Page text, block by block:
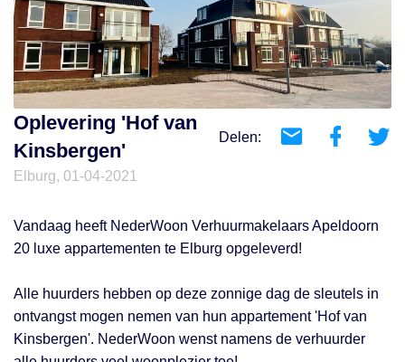
Oplevering 'Hof van
Kinsbergen'
Delen:
Elburg, 01-04-2021
Vandaag heeft NederWoon Verhuurmakelaars Apeldoorn
20 luxe appartementen te Elburg opgeleverd!
Alle huurders hebben op deze zonnige dag de sleutels in
ontvangst mogen nemen van hun appartement 'Hof van
Kinsbergen'. NederWoon wenst namens de verhuurder